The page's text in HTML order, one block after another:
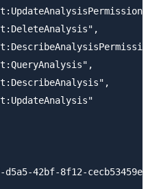
d5a5-42bf-8f12-